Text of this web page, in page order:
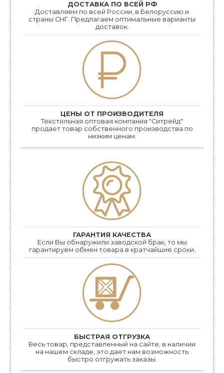
ДОСТАВКА ПО ВСЕЙ РФ
Доставляем по всей России, в Белоруссию и
страны СНГ. Предлагаем оптимальные варианты
доставок.
ЦЕНЫ ОТ ПРОИЗВОДИТЕЛЯ
Текстильная оптовая компания "Ситрейд"
продает товар собственного производства по
низким ценам.
ГАРАНТИЯ КАЧЕСТВА
Если Bы обнаружили заводской брак, то мы
гарантируем обмен товара в кратчайшие сроки.
БЫСТРАЯ ОТГРУЗКА
Весь товар, представленный на сайте, в наличии
на нашем складе, это дает нам возможность
быстро отгружать заказы.